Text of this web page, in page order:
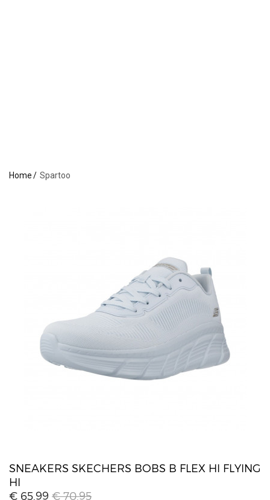
Home Spartoo
SNEAKERS SKECHERS BOBS B FLEX HI FLYING
HI
€ 65.99 € 70.95